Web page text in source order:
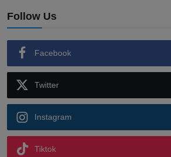
Follow Us
Facebook
Twitter
Instagram
Tiktok